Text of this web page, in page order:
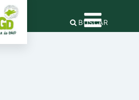
BUSCAR